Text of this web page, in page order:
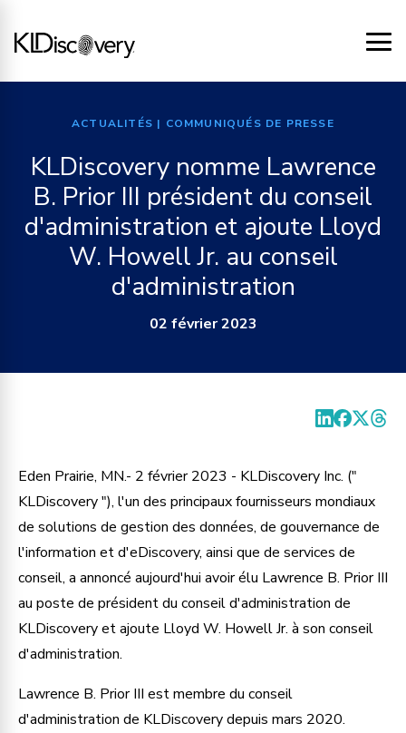
ACTUALITÉS | COMMUNIQUÉS DE PRESSE
KLDiscovery nomme Lawrence
B. Prior III président du conseil
d'administration et ajoute Lloyd
W. Howell Jr. au conseil
d'administration
02 février 2023
Eden Prairie, MN.- 2 février 2023 - KLDiscovery Inc. ("
KLDiscovery "), l'un des principaux fournisseurs mondiaux
de solutions de gestion des données, de gouvernance de
l'information et d'eDiscovery, ainsi que de services de
conseil, a annoncé aujourd'hui avoir élu Lawrence B. Prior III
au poste de président du conseil d'administration de
KLDiscovery et ajoute Lloyd W. Howell Jr. à son conseil
d'administration.
Lawrence B. Prior III est membre du conseil
d'administration de KLDiscovery depuis mars 2020.